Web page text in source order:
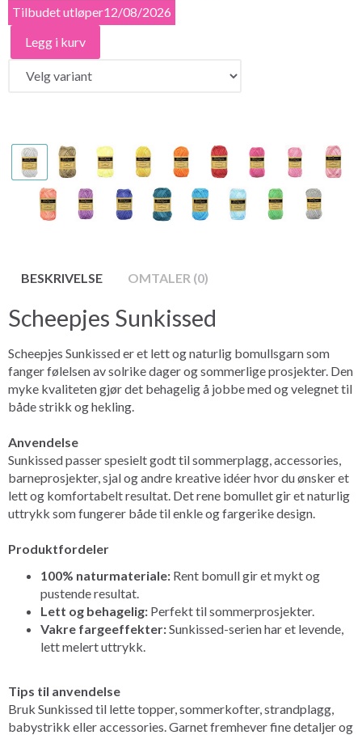
Tilbudet utløper12/08/2026
Legg i kurv
BESKRIVELSE OMTALER (0)
Scheepjes Sunkissed
Scheepjes Sunkissed er et lett og naturlig bomullsgarn som
fanger følelsen av solrike dager og sommerlige prosjekter. Den
myke kvaliteten gjør det behagelig å jobbe med og velegnet til
både strikk og hekling.
Anvendelse
Sunkissed passer spesielt godt til sommerplagg, accessories,
barneprosjekter, sjal og andre kreative idéer hvor du ønsker et
lett og komfortabelt resultat. Det rene bomullet gir et naturlig
uttrykk som fungerer både til enkle og fargerike design.
Produktfordeler
100% naturmateriale: Rent bomull gir et mykt og
pustende resultat.
Lett og behagelig: Perfekt til sommerprosjekter.
Vakre fargeeffekter:Sunkissed-serien har et levende,
lett melert uttrykk.
Tips til anvendelse
Bruk Sunkissed til lette topper, sommerkofter, strandplagg,
babystrikk eller accessories. Garnet fremhever fine detaljer og